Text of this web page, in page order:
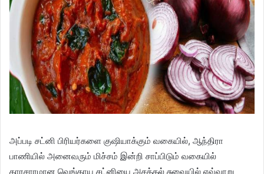
அப்படி சட்னி பிரியர்களை குஷியாக்கும் வகையில், ஆந்திரா
பாணியில் அனைவரும் மிச்சம் இன்றி சாப்பிடும் வகையில்
காரசாரமான வெங்காய சட்னியை அசத்தல் சுவையில் எவ்வாறு